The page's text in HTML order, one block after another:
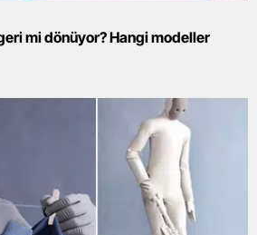
mi dönüyor? Hangi modeller